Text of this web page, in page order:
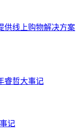
供线上购物解决方案
记